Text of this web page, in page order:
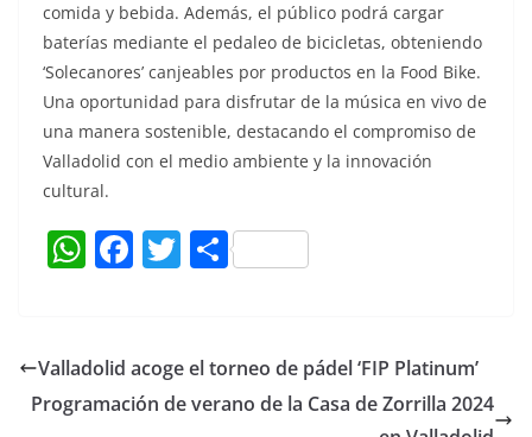
comida y bebida. Además, el público podrá cargar
baterías mediante el pedaleo de bicicletas, obteniendo
‘Solecanores’ canjeables por productos en la Food Bike.
Una oportunidad para disfrutar de la música en vivo de
una manera sostenible, destacando el compromiso de
Valladolid con el medio ambiente y la innovación
cultural.
W
s
A
F
e
b
T
er
C
p
ar
Valladolid acoge el torneo de pádel ‘FIP Platinum’
Programación de verano de la Casa de Zorrilla 2024